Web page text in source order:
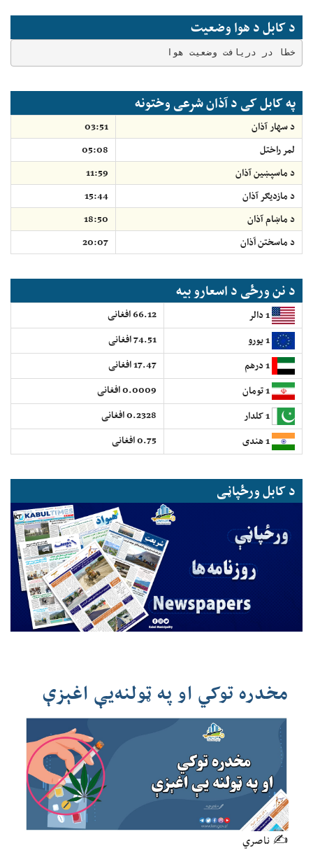
د کابل د هوا وضعیت
خطا در دریافت وضعیت هوا
په کابل کی د آذان شرعی وختونه
د سهار آذان
03:51
لمر راختل
05:08
د ماسپښين آذان
11:59
د مازديګر آذان
15:44
د ماښام آذان
18:50
د ماسختن اَذان
20:07
د نن ورځی د اسعارو بیه
66.12 افغانی
74.51 افغانی
17.47 افغانی
0.0009 افغانی
0.2328 افغانی
0.75 افغانی
د کابل ورځپاڼی
مخدره توکي او په ټولنه‌یې اغېزې
✍️ ناصري